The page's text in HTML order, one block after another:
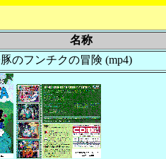
名称
のフンチクの冒険 (mp4)